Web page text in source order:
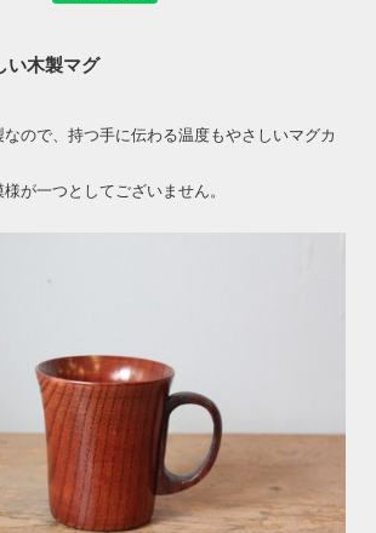
い木製マグ
ので、持つ手に伝わる温度もやさしいマグカ
が一つとしてございません。